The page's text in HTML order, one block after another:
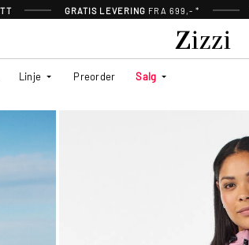
GRATIS LEVERING FRA 699,- *
Linje Preorder Salg